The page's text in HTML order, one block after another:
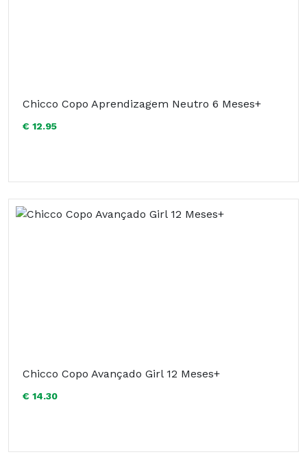
Chicco Copo Aprendizagem Neutro 6 Meses+
€ 12.95
Chicco Copo Avançado Girl 12 Meses+
€ 14.30